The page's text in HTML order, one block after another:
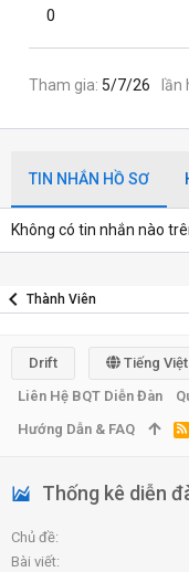
0
Tham gia 5/7/26 lần
TIN NHẮN HỒ SƠ
Không có tin nhắn nào
Thành Viên
Thống kê diễn
Chủ đề
Bài viết
Drift
Tiếng Việt
Liên Hệ BQT Diễn Đàn
Hướng Dẫn & FAQ
R
S